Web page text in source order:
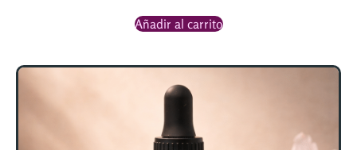
Añadir al carrito